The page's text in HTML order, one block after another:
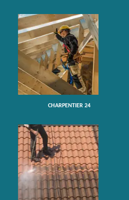
CHARPENTIER 24